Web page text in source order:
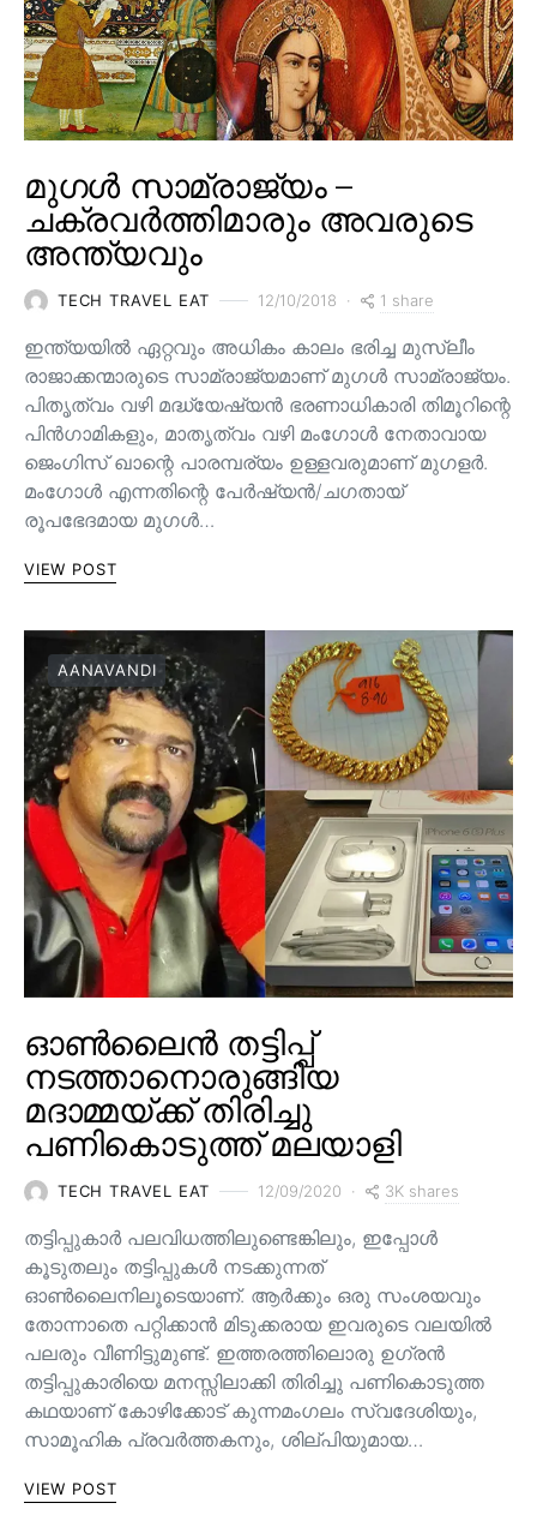
മുഗൾ സാമ്രാജ്യം –
ചക്രവർത്തിമാരും അവരുടെ
അന്ത്യവും
TECH TRAVEL EAT 12/10/2018 1 share
ഇന്ത്യയിൽ ഏറ്റവും അധികം കാലം ഭരിച്ച മുസ്ലീം
രാജാക്കന്മാരുടെ സാമ്രാജ്യമാണ് മുഗൾ സാമ്രാജ്യം.
പിതൃത്വം വഴി മദ്ധ്യേഷ്യൻ ഭരണാധികാരി തിമൂറിന്റെ
പിൻ‌ഗാമികളും, മാതൃത്വം വഴി മംഗോൾ നേതാവായ
ജെംഗിസ് ഖാന്റെ പാരമ്പര്യം ഉള്ളവരുമാണ്‌ മുഗളർ.
മംഗോൾ എന്നതിന്റെ പേർഷ്യൻ/ചഗതായ്
രൂപഭേദമായ മുഗൾ…
VIEW POST
AANAVANDI
ഓൺലൈൻ തട്ടിപ്പ്
നടത്താനൊരുങ്ങിയ
മദാമ്മയ്ക്ക് തിരിച്ചു
പണികൊടുത്ത് മലയാളി
TECH TRAVEL EAT 12/09/2020 3K shares
തട്ടിപ്പുകാർ പലവിധത്തിലുണ്ടെങ്കിലും, ഇപ്പോൾ
കൂടുതലും തട്ടിപ്പുകൾ നടക്കുന്നത്
ഓൺലൈനിലൂടെയാണ്. ആർക്കും ഒരു സംശയവും
തോന്നാതെ പറ്റിക്കാൻ മിടുക്കരായ ഇവരുടെ വലയിൽ
പലരും വീണിട്ടുമുണ്ട്. ഇത്തരത്തിലൊരു ഉഗ്രൻ
തട്ടിപ്പുകാരിയെ മനസ്സിലാക്കി തിരിച്ചു പണികൊടുത്ത
കഥയാണ് കോഴിക്കോട് കുന്നമംഗലം സ്വദേശിയും,
സാമൂഹിക പ്രവർത്തകനും, ശില്പിയുമായ…
VIEW POST